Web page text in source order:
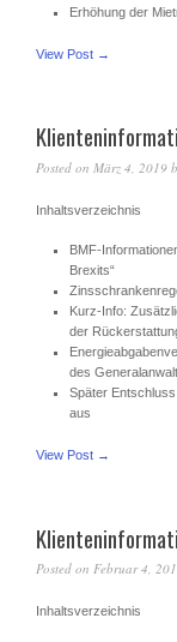
Erhöhung der
View Post →
Posted on März 4, 2019
Inhaltsverzeichnis
BMF-
Brexits“
Kurz-Info:
der
des
Später
aus
View Post →
Posted on Februar 4,
Inhaltsverzeichnis